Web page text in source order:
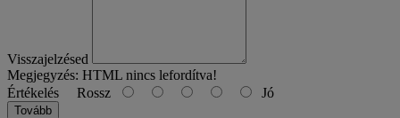
Visszajelzésed
Megjegyzés: HTML nincs lefordítva!
Értékelés Rossz Jó
Tovább